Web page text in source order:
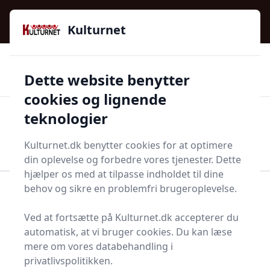
Kulturnet - Alt Det Gode I Livet | Din Kulturguide Siden
2016
97 kategorier 👍Kun godkendte butikker
Start søgning
Bolig og indretning
Soveværelse
Børnesenge - 41 på
lager
Kulturnet
Dette website benytter
cookies og lignende
teknologier
Kulturnet.dk benytter cookies for at optimere
din oplevelse og forbedre vores tjenester. Dette
hjælper os med at tilpasse indholdet til dine
behov og sikre en problemfri brugeroplevelse.
Ved at fortsætte på Kulturnet.dk accepterer du
automatisk, at vi bruger cookies. Du kan læse
mere om vores databehandling i
privatlivspolitikken.